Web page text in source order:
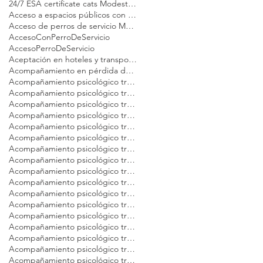
24/7 ESA certificate cats Modest Dog
Acceso a espacios públicos con gato de apoyo emocional
Acceso de perros de servicio Modest Dog
AccesoConPerroDeServicio
AccesoPerroDeServicio
Aceptación en hoteles y transporte perro emocional Modest Dog México
Acompañamiento en pérdida de mascotas Modest Dog México
Acompañamiento psicológico tras la pérdida de tu gato Modest Dog CDMX
Acompañamiento psicológico tras la pérdida de tu gato Modest Dog Cancún
Acompañamiento psicológico tras la pérdida de tu gato Modest Dog Guadalajara
Acompañamiento psicológico tras la pérdida de tu gato Modest Dog Los Cabos
Acompañamiento psicológico tras la pérdida de tu gato Modest Dog México
Acompañamiento psicológico tras la pérdida de tu gato Modest Dog Nuevo Vallarta
Acompañamiento psicológico tras la pérdida de tu gato Modest Dog Playa del Carmen
Acompañamiento psicológico tras la pérdida de tu gato Modest Dog Puebla
Acompañamiento psicológico tras la pérdida de tu gato Modest Dog Puerto Vallarta
Acompañamiento psicológico tras la pérdida de tu gato Modest Dog Querétaro
Acompañamiento psicológico tras la pérdida de tu gato Modest Dog Tulum
Acompañamiento psicológico tras la pérdida de tu gato Modest Dog Veracruz
Acompañamiento psicológico tras la pérdida de tu gato Modest Dog Zapopan
Acompañamiento psicológico tras la pérdida de tu mascota Modest Dog Argentina
Acompañamiento psicológico tras la pérdida de tu mascota Modest Dog Brasil
Acompañamiento psicológico tras la pérdida de tu mascota Modest Dog Buenos Aires
Acompañamiento psicológico tras la pérdida de tu mascota Modest Dog CDMX